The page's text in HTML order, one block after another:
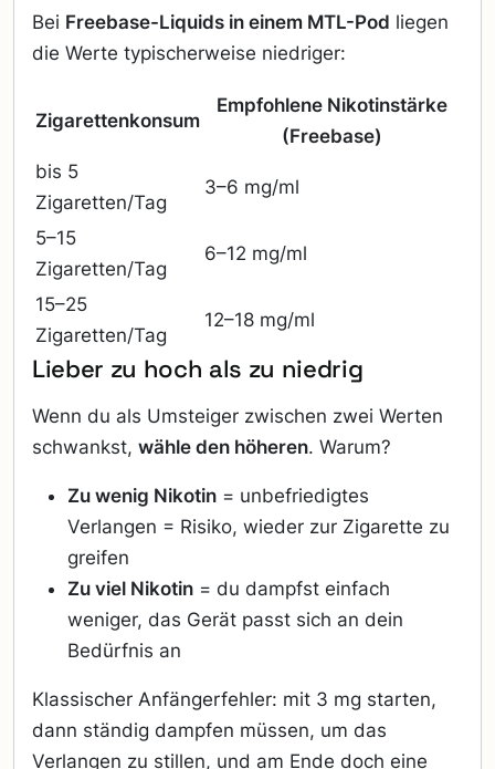
Bei Freebase-Liquids in einem MTL-Pod liegen
die Werte typischerweise niedriger:
Zigarettenkonsum
Empfohlene Nikotinstärke
(Freebase)
bis 5
Zigaretten/Tag
3–6 mg/ml
5–15
Zigaretten/Tag
6–12 mg/ml
15–25
Zigaretten/Tag
12–18 mg/ml
Lieber zu hoch als zu niedrig
Wenn du als Umsteiger zwischen zwei Werten
schwankst, wähle den höheren. Warum?
Zu wenig Nikotin = unbefriedigtes
Verlangen = Risiko, wieder zur Zigarette zu
greifen
Zu viel Nikotin = du dampfst einfach
weniger, das Gerät passt sich an dein
Bedürfnis an
Klassischer Anfängerfehler: mit 3 mg starten,
dann ständig dampfen müssen, um das
Verlangen zu stillen, und am Ende doch eine